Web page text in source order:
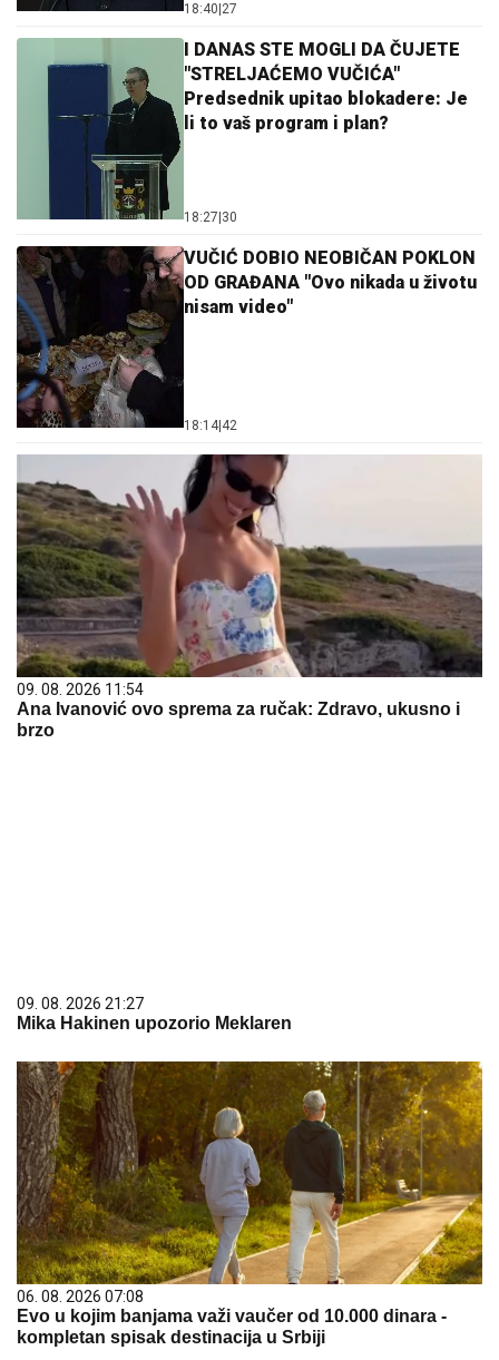
18:40 27
I DANAS STE MOGLI DA ČUJETE
"STRELJAĆEMO VUČIĆA"
Predsednik upitao blokadere: Je
li to vaš program i plan?
18:27 30
VUČIĆ DOBIO NEOBIČAN POKLON
OD GRAĐANA "Ovo nikada u životu
nisam video"
18:14 42
09. 08. 2026 11:54
Ana Ivanović ovo sprema za ručak: Zdravo, ukusno i
brzo
09. 08. 2026 21:27
Mika Hakinen upozorio Meklaren
06. 08. 2026 07:08
Evo u kojim banjama važi vaučer od 10.000 dinara -
kompletan spisak destinacija u Srbiji